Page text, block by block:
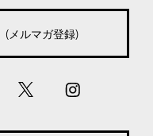
(メルマガ登録)